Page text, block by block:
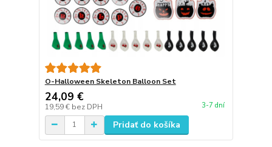
O-Halloween Skeleton Balloon Set
24,09 €
19,59 € bez DPH 3-7 dní
Pridať do košíka